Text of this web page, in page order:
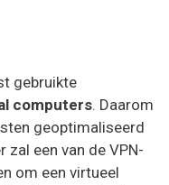
gebruikte
computers. Daarom
geoptimaliseerd
een van de VPN-
om een virtueel